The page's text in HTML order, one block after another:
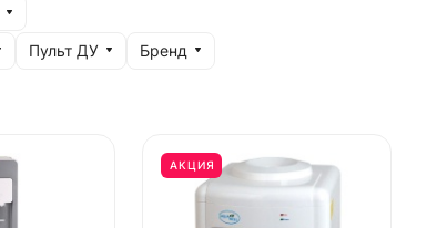
Пульт ДУ
Бренд
АКЦИЯ